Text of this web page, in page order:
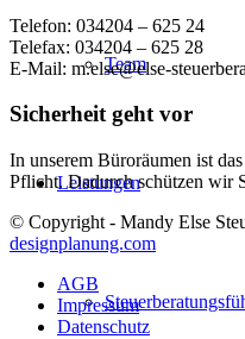
Team
Leistungen
Telefon: 034204 – 625 24
Telefax: 034204 – 625 28
E-Mail: m.else@else-
Sicherheit geht vor
In unserem Büroräumen ist
Pflicht. Dadurch schützen wir
© Copyright - Mandy Else
designplanung.com
AGB
Impressum
Datenschutz